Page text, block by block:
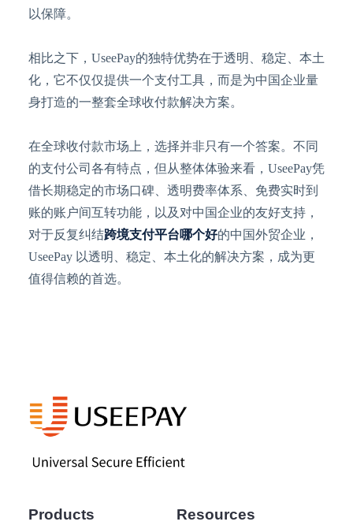
以保障。
相比之下， UseePay的独特优势在于透明、稳定、本土
化，它不仅仅提供一个支付工具，而是为中国企业量
身打造的一整套全球收付款解决方案。
在全球收付款市场上，选择并非只有一个答案。不同
的支付公司各有特点，但从整体体验来看， UseePay凭
借长期稳定的市场口碑、透明费率体系、免费实时到
账的账户间互转功能，以及对中国企业的友好支持，
对于反复纠结跨境支付平台哪个好的中国外贸企业，
UseePay 以透明、稳定、本土化的解决方案，成为更
值得信赖的首选。
Products
Resources